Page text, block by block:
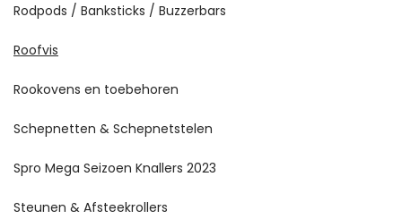
Rodpods / Banksticks / Buzzerbars
Roofvis
Rookovens en toebehoren
Schepnetten & Schepnetstelen
Spro Mega Seizoen Knallers 2023
Steunen & Afsteekrollers